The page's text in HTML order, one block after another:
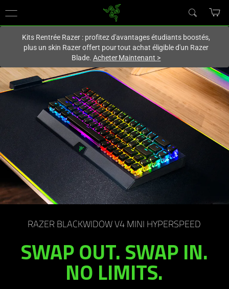
Vous êtes actuellement sur le site
Kits Rentrée Razer : profitez d'avantages étudiants boostés,
plus un skin Razer offert pour tout achat éligible d'un Razer
Blade. Acheter Maintenant >
RAZER BLACKWIDOW V4 MINI HYPERSPEED
SWAP OUT. SWAP IN.
NO LIMITS.